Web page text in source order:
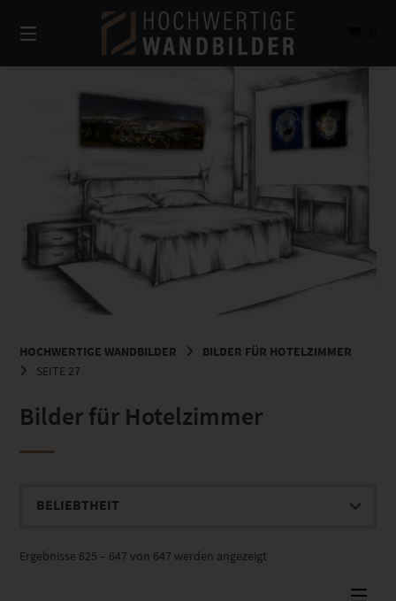
zum
Inhalt
HOCHWERTIGE WANDBILDER
BILDER FÜR HOTELZIMMER
SEITE 27
Bilder für Hotelzimmer
Ergebnisse 625 – 647 von 647 werden angezeigt